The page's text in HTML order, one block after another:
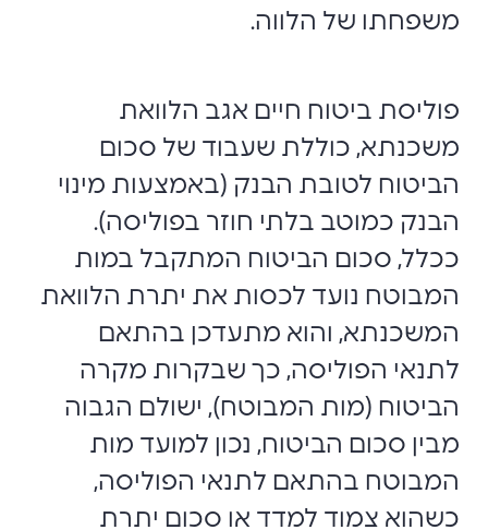
משפחתו של הלווה.
פוליסת ביטוח חיים אגב הלוואת
משכנתא, כוללת שעבוד של סכום
הביטוח לטובת הבנק (באמצעות מינוי
הבנק כמוטב בלתי חוזר בפוליסה).
ככלל, סכום הביטוח המתקבל במות
המבוטח נועד לכסות את יתרת הלוואת
המשכנתא, והוא מתעדכן בהתאם
לתנאי הפוליסה, כך שבקרות מקרה
הביטוח (מות המבוטח), ישולם הגבוה
מבין סכום הביטוח, נכון למועד מות
המבוטח בהתאם לתנאי הפוליסה,
כשהוא צמוד למדד או סכום יתרת